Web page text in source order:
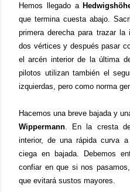
Hemos llegado a
que termina cuesta abajo.
primera derecha para trazar
dos vértices y después pasar
el arcén interior de la última
pilotos utilizan también el
izquierdas, pero como norma
Hacemos una breve bajada y
Wippermann . En la cresta
interior, de una rápida curva
ciega en bajada. Debemos
confiar en que si nos
que evitará sustos mayores.